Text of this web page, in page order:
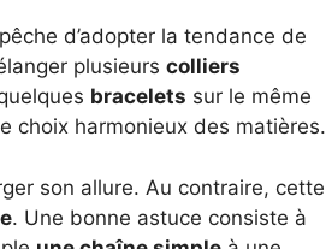
d’adopter la tendance de
plusieurs colliers
bracelets sur le même
choix harmonieux des matières.
son allure. Au contraire, cette
. Une bonne astuce consiste à